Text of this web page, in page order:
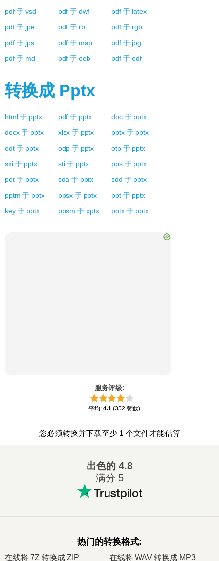
pdf 于 vsd pdf 于 dwf pdf 于 latex
pdf 于 jpe pdf 于 rb pdf 于 rgb
pdf 于 jps pdf 于 map pdf 于 jbg
pdf 于 md pdf 于 oeb pdf 于 odf
转换成 Pptx
html 于 pptx pdf 于 pptx doc 于 pptx
docx 于 pptx xlsx 于 pptx pptx 于 pptx
odt 于 pptx odp 于 pptx otp 于 pptx
sxi 于 pptx sti 于 pptx pps 于 pptx
pot 于 pptx sda 于 pptx sdd 于 pptx
pptm 于 pptx ppsx 于 pptx ppt 于 pptx
key 于 pptx ppsm 于 pptx potx 于 pptx
服务评级:
平均: 4.1 (352 赞数)
您必须转换并下载至少 1 个文件才能估算
出色的 4.8
满分 5
热门的转换格式:
在线将 7Z 转换成 ZIP 在线将 WAV 转换成 MP3